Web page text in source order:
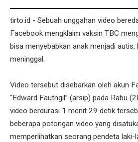
tirto.id - Sebuah unggahan video
Facebook mengklaim vaksin TBC
bisa menyebabkan anak menjadi autis,
meninggal.
Video tersebut disebarkan oleh akun
“Edward Fautngil” (arsip) pada Rabu
video berdurasi 1 menit 29 detik
beberapa potongan video yang
memperlihatkan seorang pendeta laki-